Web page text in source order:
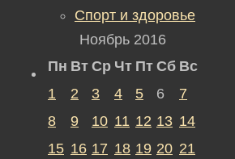
Спорт и здоровье
Ноябрь 2016
Пн Вт Ср Чт Пт Сб Вс
1
2 3 4 5 6
7
8
9 10 11 12 13 14
15 16 17 18 19 20 21